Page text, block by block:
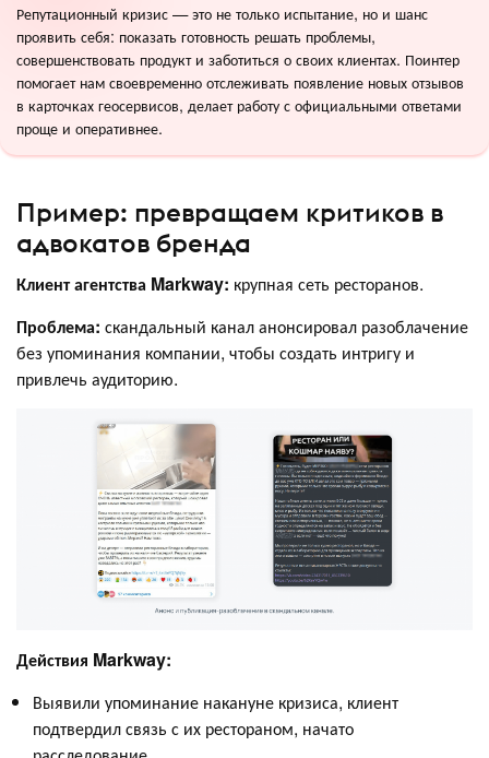
Репутационный кризис — это не только испытание, но и шанс
проявить себя: показать готовность решать проблемы,
совершенствовать продукт и заботиться о своих клиентах. Поинтер
помогает нам своевременно отслеживать появление новых отзывов
в карточках геосервисов, делает работу с официальными ответами
проще и оперативнее.
Пример: превращаем критиков в
адвокатов бренда
Клиент агентства Markway: крупная сеть ресторанов.
Проблема: скандальный канал анонсировал разоблачение
без упоминания компании, чтобы создать интригу и
привлечь аудиторию.
Действия Markway:
Выявили упоминание накануне кризиса, клиент
подтвердил связь с их рестораном, начато